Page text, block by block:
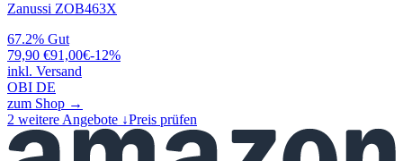
Zanussi ZOB463X
67.2% Gut
79,90 €91,00€-12%
inkl. Versand
OBI DE
zum Shop →
2 weitere Angebote ↓Preis prüfen